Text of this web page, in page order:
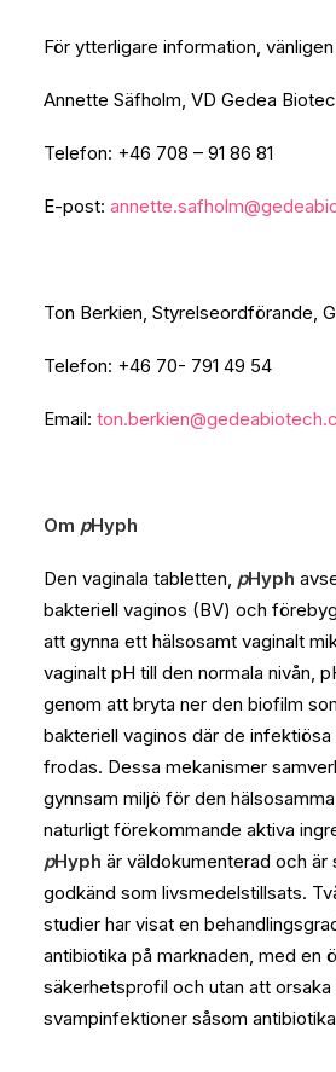
För ytterligare information,
Annette Säfholm, VD Gedea
Telefon: +46 708 – 91 86 81
E-post:
Ton Berkien, Styrelseordförande,
Telefon: +46 70- 791 49 54
Email:
Om pHyph
Den vaginala tabletten, pHyph
bakteriell vaginos (BV) och
att gynna ett hälsosamt vaginalt
vaginalt pH till den normala nivån,
genom att bryta ner den biofilm
bakteriell vaginos där de
frodas. Dessa mekanismer
gynnsam miljö för den
naturligt förekommande aktiva
pHyph är väldokumenterad och är
godkänd som livsmedelstillsats.
studier har visat en
antibiotika på marknaden, med en
säkerhetsprofil och utan att orsaka
svampinfektioner såsom